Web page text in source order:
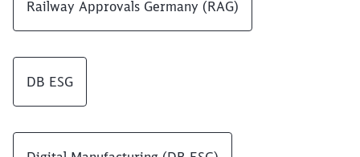
Railway Approvals Germany (RAG)
DB ESG